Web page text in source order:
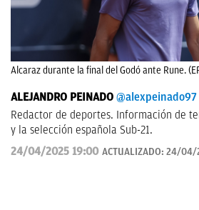
Alcaraz durante la final del Godó ante Rune.
ALEJANDRO PEINADO @alexpeinado97
Redactor de deportes. Información de
y la selección española Sub-21.
24/04/2025 19:00 ACTUALIZADO: 24/04/